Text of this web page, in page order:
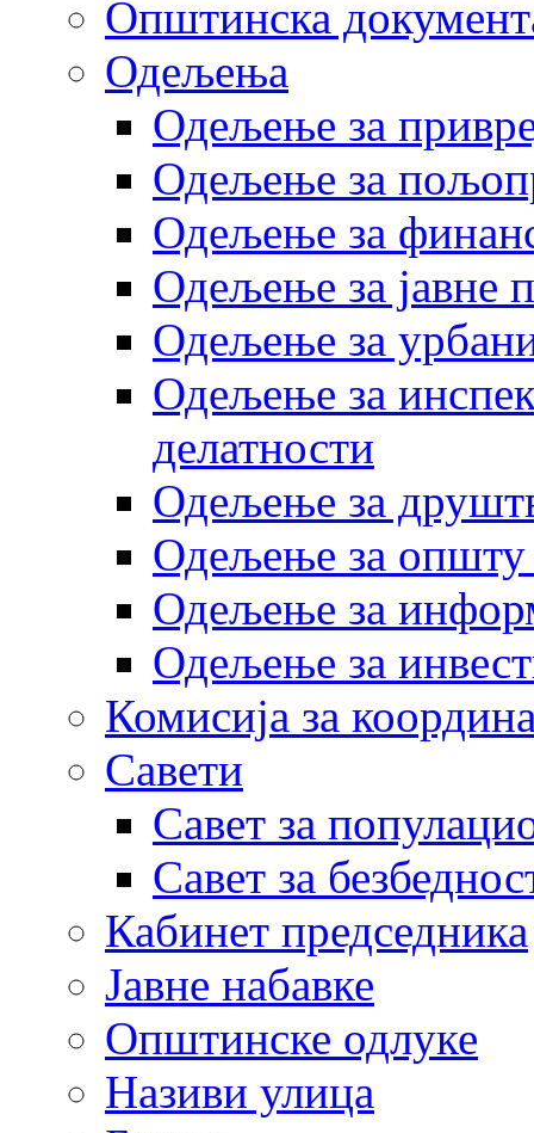
Општинска
Одељења
Одељење за
Одељење за
Одељење за
Одељење за јавне
Одељење за
Одељење за
делатности
Одељење за
Одељење за општу
Одељење за
Одељење за
Комисија за
Савети
Савет за
Савет за
Кабинет председника
Јавне набавке
Општинске одлуке
Називи улица